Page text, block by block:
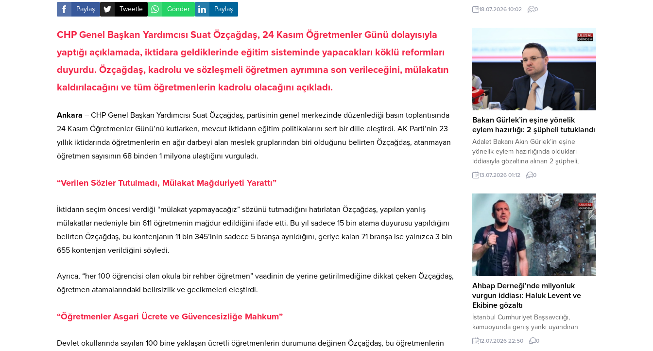
Paylaş Tweetle Gönder Paylaş
CHP Genel Başkan Yardımcısı Suat Özçağdaş, 24 Kasım Öğretmenler Günü dolayısıyla
yaptığı açıklamada, iktidara geldiklerinde eğitim sisteminde yapacakları köklü reformları
duyurdu. Özçağdaş, kadrolu ve sözleşmeli öğretmen ayrımına son verileceğini, mülakatın
kaldırılacağını ve tüm öğretmenlerin kadrolu olacağını açıkladı.
Ankara – CHP Genel Başkan Yardımcısı Suat Özçağdaş, partisinin genel merkezinde düzenlediği basın toplantısında
24 Kasım Öğretmenler Günü’nü kutlarken, mevcut iktidarın eğitim politikalarını sert bir dille eleştirdi. AK Parti’nin 23
yıllık iktidarında öğretmenlerin en ağır darbeyi alan meslek gruplarından biri olduğunu belirten Özçağdaş, atanmayan
öğretmen sayısının 68 binden 1 milyona ulaştığını vurguladı.
“Verilen Sözler Tutulmadı, Mülakat Mağduriyeti Yarattı”
İktidarın seçim öncesi verdiği “mülakat yapmayacağız” sözünü tutmadığını hatırlatan Özçağdaş, yapılan yanlış
mülakatlar nedeniyle bin 611 öğretmenin mağdur edildiğini ifade etti. Bu yıl sadece 15 bin atama duyurusu yapıldığını
belirten Özçağdaş, bu kontenjanın 11 bin 345’inin sadece 5 branşa ayrıldığını, geriye kalan 71 branşa ise yalnızca 3 bin
655 kontenjan verildiğini söyledi.
Ayrıca, “her 100 öğrencisi olan okula bir rehber öğretmen” vaadinin de yerine getirilmediğine dikkat çeken Özçağdaş,
öğretmen atamalarındaki belirsizlik ve gecikmeleri eleştirdi.
“Öğretmenler Asgari Ücrete ve Güvencesizliğe Mahkum”
Devlet okullarında sayıları 100 bine yaklaşan ücretli öğretmenlerin durumuna değinen Özçağdaş, bu öğretmenlerin
Anadolu’nun belirli kesimlerinde ise
saatte 60 kilometre hıza ulaşabilecek
tedbirli olmaya çağırdı. Haber Merkezi –
Çevre, Şehircilik ve İklim Değişikliği
Bakanlığı Meteoroloji Genel Müdürlüğü,
ülke genelini kapsayan son hava...
18.07.2026 10:02 0
Bakan Gürlek’in eşine yönelik
eylem hazırlığı: 2 şüpheli tutuklandı
Adalet Bakanı Akın Gürlek’in eşine
yönelik eylem hazırlığında oldukları
iddiasıyla gözaltına alınan 2 şüpheli,
çıkarıldıkları mahkemece tutuklanarak
cezaevine gönderildi. Haber Merkezi –
tarafından yürütülen geniş kapsamlı
soruşturma çerçevesinde gözaltına
alınan şüphelilerin emniyetteki işlemleri
tamamlandı. Güvenlik birimlerindeki
sorgularının ardından yoğun güvenlik
önlemleri altında adliyeye sevk edilen
U.Y. ve...
13.07.2026 01:12 0
Ahbap Derneği’nde milyonluk
vurgun iddiası: Haluk Levent ve
Ekibine gözaltı
İstanbul Cumhuriyet Başsavcılığı,
kamuoyunda geniş yankı uyandıran
Ahbap Derneği’ne yönelik kapsamlı bir
soruşturma başlattığını ve Dernek
12.07.2026 22:50 0